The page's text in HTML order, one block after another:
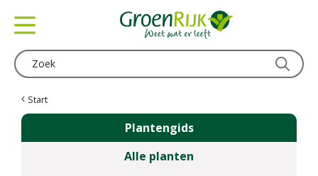
Start
Plantengids
Alle planten